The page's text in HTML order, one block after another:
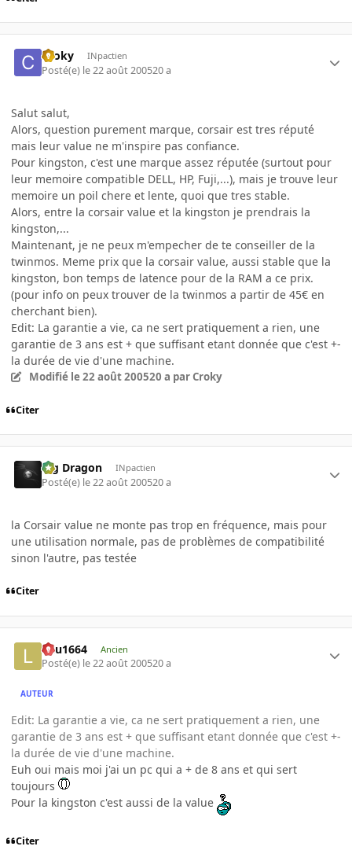
Croky INpactien
Posté(e) le 22 août 200520 a
Salut salut,
Alors, question purement marque, corsair est tres réputé
mais leur value ne m'inspire pas confiance.
Pour kingston, c'est une marque assez réputée (surtout pour
leur memoire compatible DELL, HP, Fuji,...), mais je trouve leur
memoire un poil chere et lente, quoi que tres stable.
Alors, entre la corsair value et la kingston je prendrais la
kingston,...
Maintenant, je ne peux m'empecher de te conseiller de la
twinmos. Meme prix que la corsair value, aussi stable que la
kingston, bon temps de latence pour de la RAM a ce prix.
(pour info on peux trouver de la twinmos a partir de 45€ en
cherchant bien).
Edit: La garantie a vie, ca ne sert pratiquement a rien, une
garantie de 3 ans est + que suffisant etant donnée que c'est +-
la durée de vie d'une machine.
Modifié le 22 août 200520 a par Croky
Citer
Big Dragon INpactien
Posté(e) le 22 août 200520 a
la Corsair value ne monte pas trop en fréquence, mais pour
une utilisation normale, pas de problèmes de compatibilité
sinon l'autre, pas testée
Citer
lulu1664 Ancien
Posté(e) le 22 août 200520 a
AUTEUR
Edit: La garantie a vie, ca ne sert pratiquement a rien, une
garantie de 3 ans est + que suffisant etant donnée que c'est +-
la durée de vie d'une machine.
Euh oui mais moi j'ai un pc qui a + de 8 ans et qui sert
toujours
Pour la kingston c'est aussi de la value
Citer